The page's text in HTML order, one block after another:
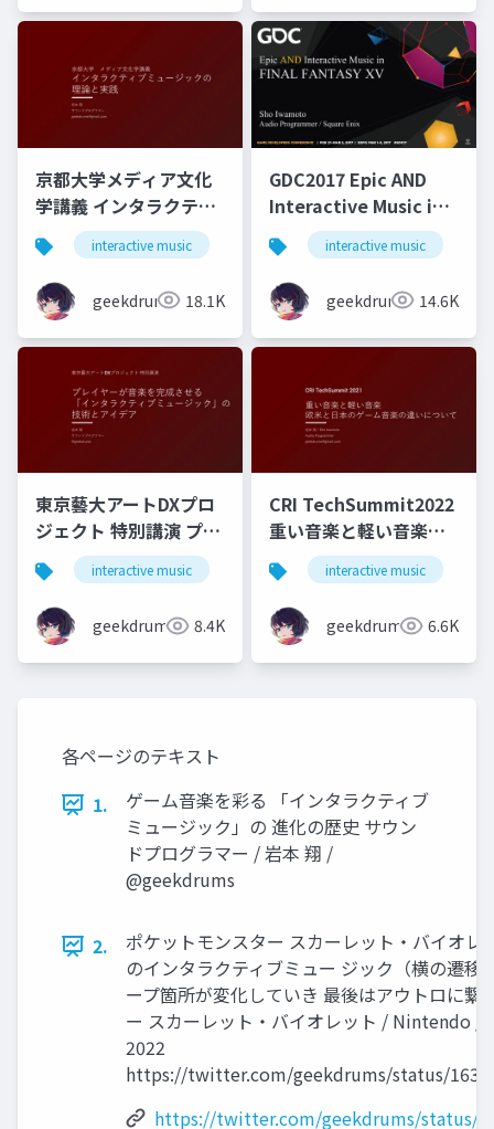
京都大学メディア文化
学講義 インタラクティ
ブミュージックの理論
と実践
interactive music game music
geekdrums 18.1K
GDC2017 Epic AND
Interactive Music in
FINAL FANTASY XV
interactive music
geekdrums 14.6K
東京藝大アートDXプロ
ジェクト 特別講演 プレ
イヤーが音楽を完成さ
せる「インタラクティ
ブミュージック」の技
術とアイデア
interactive music game music
geekdrums 8.4K
CRI TechSummit2022
重い音楽と軽い音楽
欧米と日本のゲーム音
楽の違いについて
interactive music
geekdrums 6.6K
各ページのテキスト
1.
ゲーム音楽を彩る 「インタラクティブ
ミュージック」の 進化の歴史 サウン
ドプログラマー / 岩本 翔 /
@geekdrums
2.
ポケットモンスター スカーレット・バイオレ
のインタラクティブミュー ジック（横の遷移
ープ箇所が変化していき 最後はアウトロに繋
ー スカーレット・バイオレット / Nintendo /
2022
https://twitter.com/geekdrums/status/
https://twitter.com/geekdrums/status/